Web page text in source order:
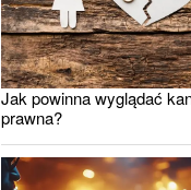
Jak powinna wyglądać
prawna?